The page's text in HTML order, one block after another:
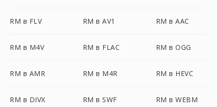
RM в FLV RM в AV1 RM в AAC
RM в M4V RM в FLAC RM в OGG
RM в AMR RM в M4R RM в HEVC
RM в DIVX RM в SWF RM в WEBM